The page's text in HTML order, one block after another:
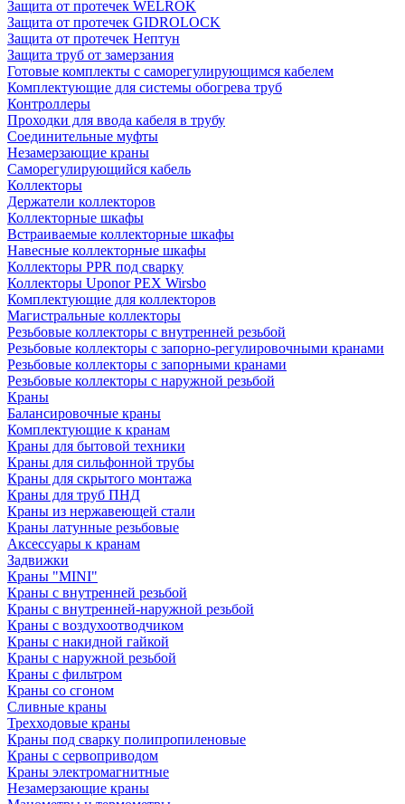
Защита от протечек WELROK
Защита от протечек GIDROLOCK
Защита от протечек Нептун
Защита труб от замерзания
Готовые комплекты с саморегулирующимся кабелем
Комплектующие для системы обогрева труб
Контроллеры
Проходки для ввода кабеля в трубу
Соединительные муфты
Незамерзающие краны
Саморегулирующийся кабель
Коллекторы
Держатели коллекторов
Коллекторные шкафы
Встраиваемые коллекторные шкафы
Навесные коллекторные шкафы
Коллекторы PPR под сварку
Коллекторы Uponor PEX Wirsbo
Комплектующие для коллекторов
Магистральные коллекторы
Резьбовые коллекторы с внутренней резьбой
Резьбовые коллекторы с запорно-регулировочными кранами
Резьбовые коллекторы с запорными кранами
Резьбовые коллекторы с наружной резьбой
Краны
Балансировочные краны
Комплектующие к кранам
Краны для бытовой техники
Краны для сильфонной трубы
Краны для скрытого монтажа
Краны для труб ПНД
Краны из нержавеющей стали
Краны латунные резьбовые
Аксессуары к кранам
Задвижки
Краны "MINI"
Краны с внутренней резьбой
Краны с внутренней-наружной резьбой
Краны с воздухоотводчиком
Краны с накидной гайкой
Краны с наружной резьбой
Краны с фильтром
Краны со сгоном
Сливные краны
Трехходовые краны
Краны под сварку полипропиленовые
Краны с сервоприводом
Краны электромагнитные
Незамерзающие краны